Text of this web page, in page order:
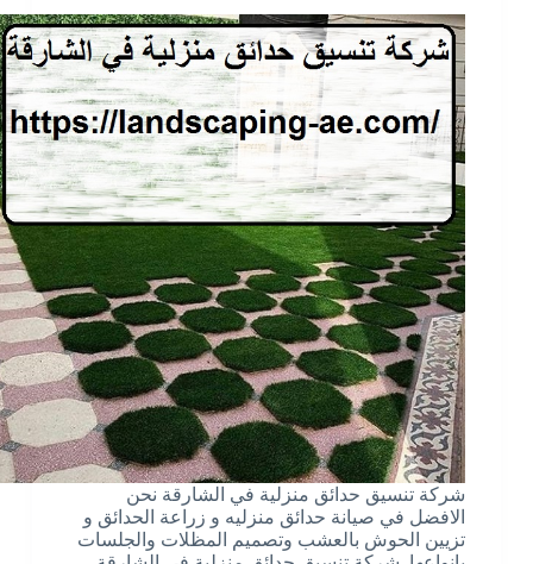
شركة تنسيق حدائق منزلية في الشارقة نحن
الافضل في صيانة حدائق منزليه و زراعة الحدائق و
تزيين الحوش بالعشب وتصميم المظلات والجلسات